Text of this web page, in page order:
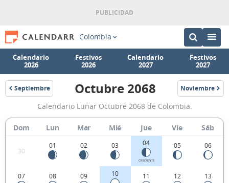
Colombia
Calendario
2026
Festivos
2026
Calendario
2027
Festivos
2027
Septiembre
2068
Calendario
Lunar
Octubre
2068
de
Colombia.
Octubre 2068 Noviembre
2068
Calendario Lunar Octubre 2068 de Colombia.
Dom Lun Mar Mié Jue Vie Sáb
30
01 02 03 04
CRECIENTE
05 06
07 08 09 10 11 12 13